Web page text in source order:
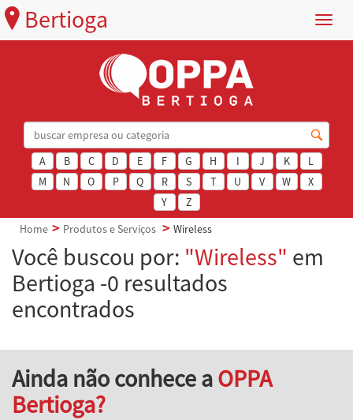
Menu
Bertioga
A B C D E F G H I J K
L
M
N O P Q R S T U V W
X
Y
Z
Home
Produtos e Serviços Wireless
Você buscou por: "Wireless" em
Bertioga -0 resultados
encontrados
Ainda não conhece aOPPA
Bertioga?